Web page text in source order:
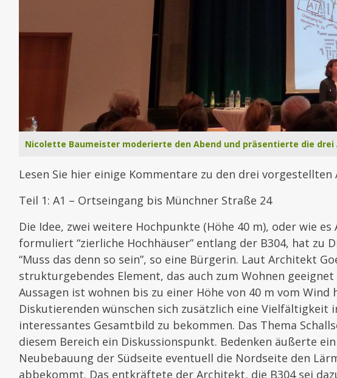
Nicolette Baumeister moderierte den Abend und präsentierte die
Lesen Sie hier einige Kommentare zu den drei vorgestellten
Teil 1: A1 – Ortseingang bis Münchner Straße 24
Die Idee, zwei weitere Hochpunkte (Höhe 40 m), oder wie
formuliert “zierliche Hochhäuser” entlang der B304, hat zu
“Muss das denn so sein”, so eine Bürgerin. Laut Architekt
strukturgebendes Element, das auch zum Wohnen
Aussagen ist wohnen bis zu einer Höhe von 40 m vom Wind
Diskutierenden wünschen sich zusätzlich eine Vielfältigkeit
interessantes Gesamtbild zu bekommen. Das Thema
diesem Bereich ein Diskussionspunkt. Bedenken äußerte
Neubebauung der Südseite eventuell die Nordseite den
abbekommt. Das entkräftete der Architekt, die B304 sei